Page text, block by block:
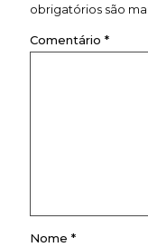
obrigatórios são
Comentário *
Nome *